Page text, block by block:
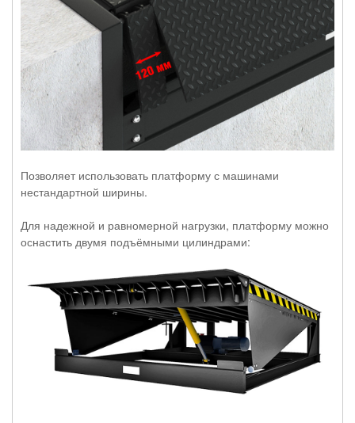
Позволяет использовать платформу с машинами
нестандартной ширины.
Для надежной и равномерной нагрузки, платформу можно
оснастить двумя подъёмными цилиндрами: